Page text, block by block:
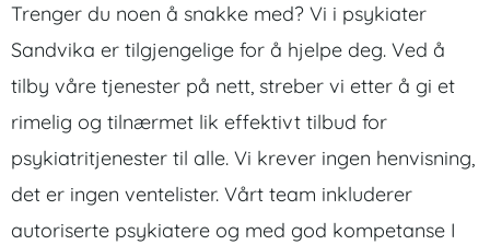
Trenger du noen å snakke med? Vi i psykiater
Sandvika er tilgjengelige for å hjelpe deg. Ved å
tilby våre tjenester på nett, streber vi etter å gi et
rimelig og tilnærmet lik effektivt tilbud for
psykiatritjenester til alle. Vi krever ingen henvisning,
det er ingen ventelister. Vårt team inkluderer
autoriserte psykiatere og med god kompetanse I